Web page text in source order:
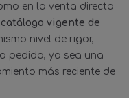
en la venta directa
vigente de
nivel de rigor,
pedido, ya sea una
más reciente de